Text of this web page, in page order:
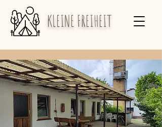
KLEINE FREIHEIT